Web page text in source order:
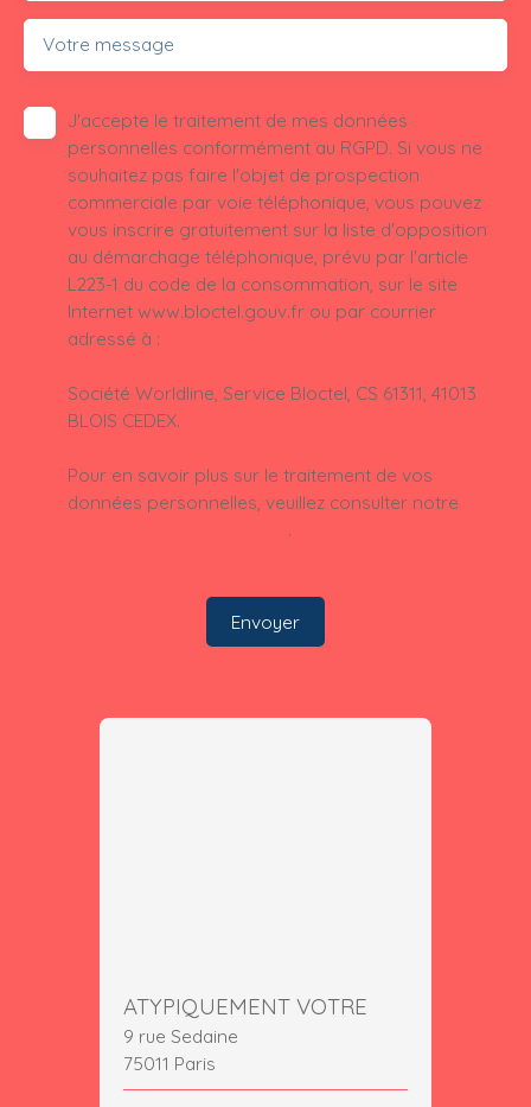
Votre message
J'accepte le traitement de mes données
personnelles conformément au RGPD. Si vous ne
souhaitez pas faire l'objet de prospection
commerciale par voie téléphonique, vous pouvez
vous inscrire gratuitement sur la liste d'opposition
au démarchage téléphonique, prévu par l'article
L223-1 du code de la consommation, sur le site
Internet www.bloctel.gouv.fr ou par courrier
adressé à :
Société Worldline, Service Bloctel, CS 61311, 41013
BLOIS CEDEX.
Pour en savoir plus sur le traitement de vos
données personnelles, veuillez consulter notre
.
Envoyer
ATYPIQUEMENT VOTRE
9 rue Sedaine
75011 Paris